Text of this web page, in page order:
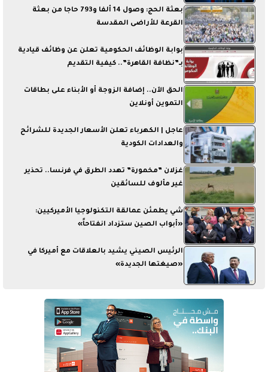
بعثة الحج: وصول 14 ألفا و793 حاجا من بعثة
القرعة للأراضى المقدسة
بوابة الوظائف الحكومية تعلن عن وظائف قيادية
بـ”نظافة القاهرة”.. كيفية التقديم
الحق الآن.. إضافة الزوجة أو الأبناء على بطاقات
التموين أونلاين
عاجل | الكهرباء تعلن الأسعار الجديدة للشرائح
والعدادات الكودية
غزلان ”مخمورة” تهدد الطرق في فرنسا.. تحذير
غير مألوف للسائقين
شي يطمئن عمالقة التكنولوجيا الأميركيين:
«أبواب الصين ستزداد انفتاحاً»
الرئيس الصيني يشيد بالعلاقات مع أميركا في
«صيغتها الجديدة»